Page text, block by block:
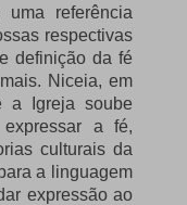
referência
respectivas
definição da fé
Niceia, em
a Igreja soube
a fé,
culturais da
a linguagem
expressão ao